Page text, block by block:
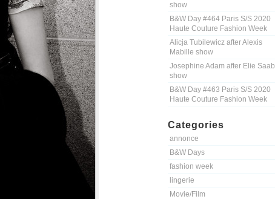
show
B&W Day #464 Paris S/S 2020
Haute Couture Fashion Week
Alicja Tubilewicz after Alexis
Mabille show
Josephine Adam after Elie Saab
show
B&W Day #463 Paris S/S 2020
Haute Couture Fashion Week
Categories
annonce
B&W Days
fashion week
lingerie
Movie/Film